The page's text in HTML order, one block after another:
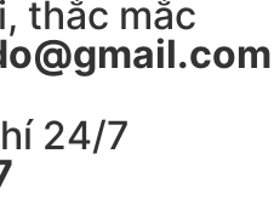
thắc mắc
24/7